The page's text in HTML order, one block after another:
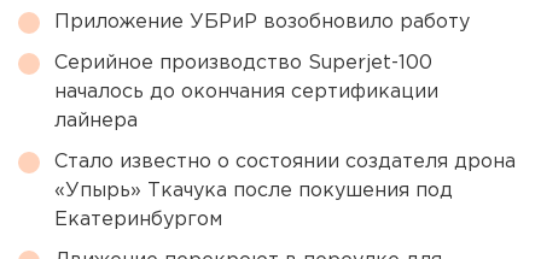
Приложение УБРиР возобновило работу
Серийное производство Superjet-100
началось до окончания сертификации
лайнера
Стало известно о состоянии создателя дрона
«Упырь» Ткачука после покушения под
Екатеринбургом